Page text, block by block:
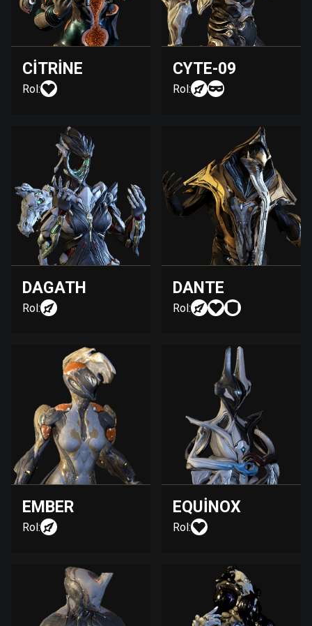
CITRINE
Rol:
CYTE-09
Rol:
DAGATH
Rol:
DANTE
Rol:
EMBER
Rol:
EQUINOX
Rol: